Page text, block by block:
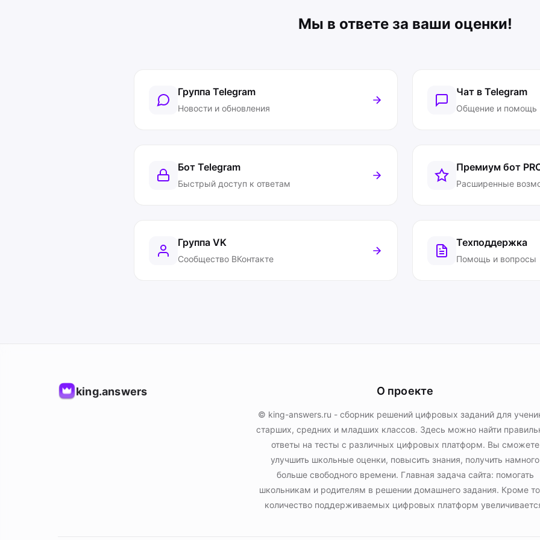
Мы в ответе за ваши оценки!
Группа Telegram
Новости и обновления
Чат в Telegram
Общение и помощь
Бот Telegram
Быстрый доступ к ответам
Премиум бот
Расширенные
Группа VK
Сообщество ВКонтакте
Техподдержка
Помощь и вопросы
king.answers О проекте
© king-answers.ru - сборник решений цифровых заданий для
старших, средних и младших классов. Здесь можно найти
ответы на тесты с различных цифровых платформ. Вы сможете
улучшить школьные оценки, повысить знания, получить намного
больше свободного времени. Главная задача сайта: помогать
школьникам и родителям в решении домашнего задания. Кроме
количество поддерживаемых цифровых платформ